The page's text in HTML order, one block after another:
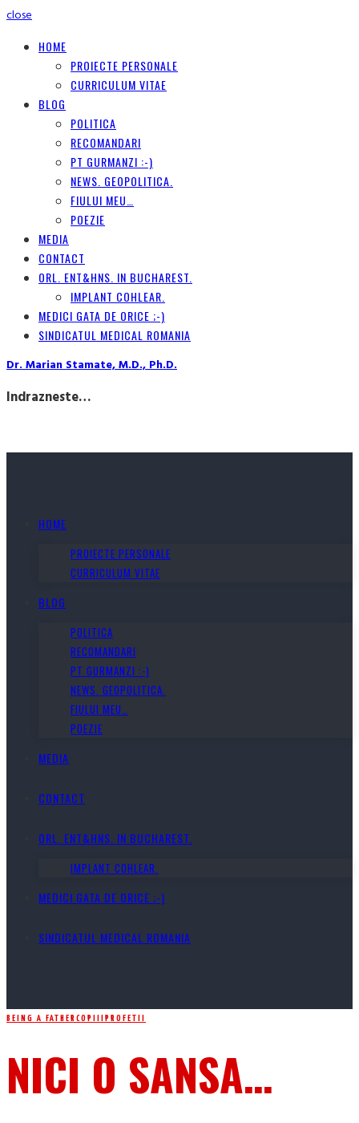
close
HOME
PROIECTE PERSONALE
CURRICULUM VITAE
BLOG
POLITICA
RECOMANDARI
PT GURMANZI :-)
NEWS. GEOPOLITICA.
FIULUI MEU…
POEZIE
MEDIA
CONTACT
ORL. ENT&HNS. IN BUCHAREST.
IMPLANT COHLEAR.
MEDICI GATA DE ORICE ;-)
SINDICATUL MEDICAL ROMANIA
Dr. Marian Stamate, M.D., Ph.D.
Indrazneste…
HOME
PROIECTE PERSONALE
CURRICULUM VITAE
BLOG
POLITICA
RECOMANDARI
PT GURMANZI :-)
NEWS. GEOPOLITICA.
FIULUI MEU…
POEZIE
MEDIA
CONTACT
ORL. ENT&HNS. IN BUCHAREST.
IMPLANT COHLEAR.
MEDICI GATA DE ORICE ;-)
SINDICATUL MEDICAL ROMANIA
BEING A FATHERCOPIII PROFETII
NICI O SANSA…